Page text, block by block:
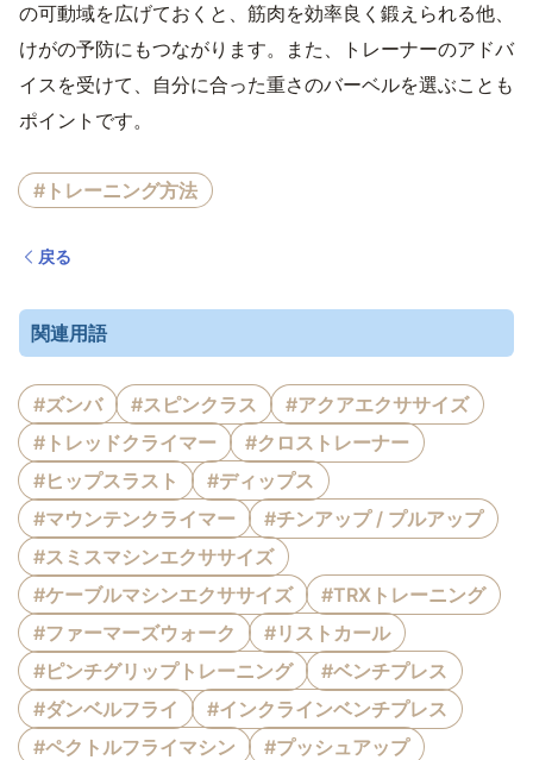
の可動域を広げておくと、筋肉を効率良く鍛えられる他、
けがの予防にもつながります。また、トレーナーのアドバ
イスを受けて、自分に合った重さのバーベルを選ぶことも
ポイントです。
#トレーニング方法
戻る
関連用語
#ズンバ #スピンクラス
#アクアエクササイズ
#トレッドクライマー
#クロストレーナー
#ヒップスラスト
#ディップス
#マウンテンクライマー
#チンアップ / プルアップ
#スミスマシンエクササイズ
#ケーブルマシンエクササイズ
#TRXトレーニング
#ファーマーズウォーク
#リストカール
#ピンチグリップトレーニング
#ベンチプレス
#ダンベルフライ
#インクラインベンチプレス
#ペクトルフライマシン
#プッシュアップ